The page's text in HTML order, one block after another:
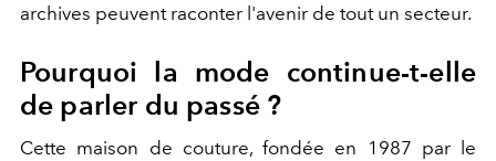
archives peuvent raconter l'avenir de tout un secteur.
Pourquoi la mode continue-t-elle
de parler du passé ?
Cette maison de couture, fondée en 1987 par le